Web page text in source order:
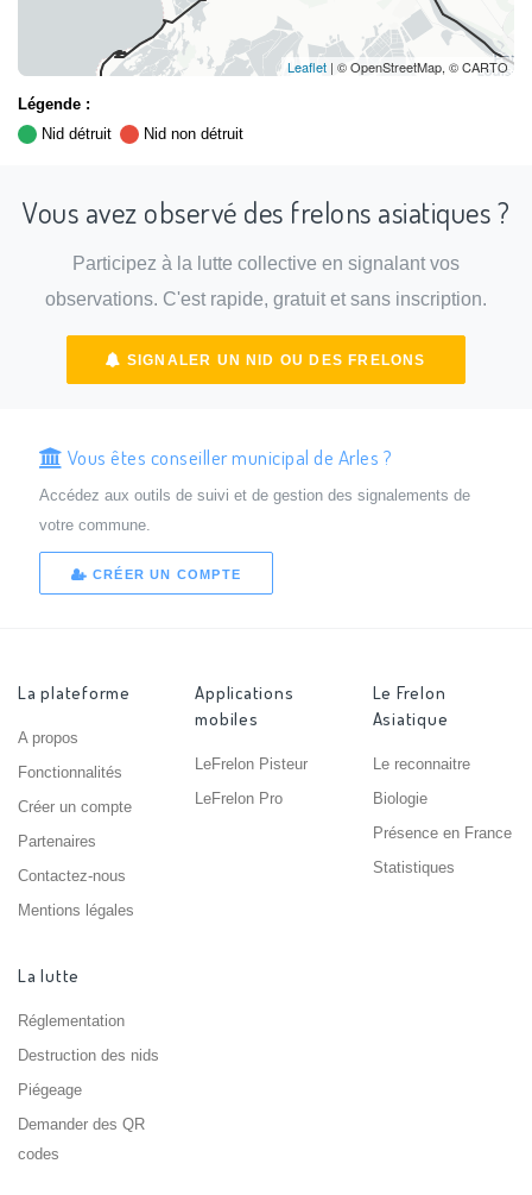
Leaflet | © OpenStreetMap, © CARTO
Légende :
Nid détruit
Nid non détruit
Vous avez observé des frelons asiatiques ?
Participez à la lutte collective en signalant vos
observations. C'est rapide, gratuit et sans inscription.
SIGNALER UN NID OU DES FRELONS
Vous êtes conseiller municipal de Arles ?
Accédez aux outils de suivi et de gestion des signalements de
votre commune.
CRÉER UN COMPTE
La plateforme
A propos
Fonctionnalités
Créer un compte
Partenaires
Contactez-nous
Mentions légales
Applications
mobiles
LeFrelon Pisteur
LeFrelon Pro
Le Frelon
Asiatique
Le reconnaitre
Biologie
Présence en France
Statistiques
La lutte
Réglementation
Destruction des nids
Piégeage
Demander des QR
codes